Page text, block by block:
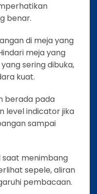
benar.
di meja yang
meja yang
sering dibuka,
kuat.
berada pada
level indicator jika
sampai
saat menimbang
sepele, aliran
pembacaan.